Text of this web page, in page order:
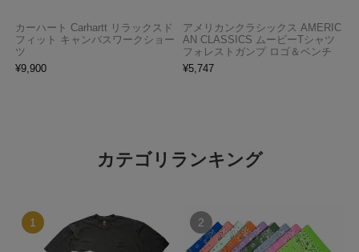
カーハート Carhartt リラックスド
フィット キャンバスワークショー
ツ
¥9,900
アメリカンクラシックス AMERIC
AN CLASSICS ムービーTシャツ
フォレストガンプ ロゴ＆ベンチ
¥5,747
カテゴリランキング